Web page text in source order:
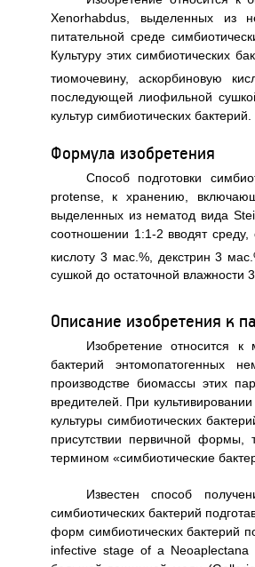
Xenorhabdus, выделенных из
питательной среде
Культуру этих симбиотических
тиомочевину, аскорбиновую
последующей лиофильной
культур симбиотических
Формула изобретения
Способ подготовки
protense, к хранению,
выделенных из нематод вида
соотношении 1:1-2 вводят
кислоту 3 мас.%, декстрин 3
сушкой до остаточной влажности
Описание изобретения к
Изобретение относится
бактерий энтомопатогенных
производстве биомассы этих
вредителей. При
культуры симбиотических
присутствии первичной формы,
термином «симбиотические
Известен способ
симбиотических бактерий
форм симбиотических бактерий
infective stage of a